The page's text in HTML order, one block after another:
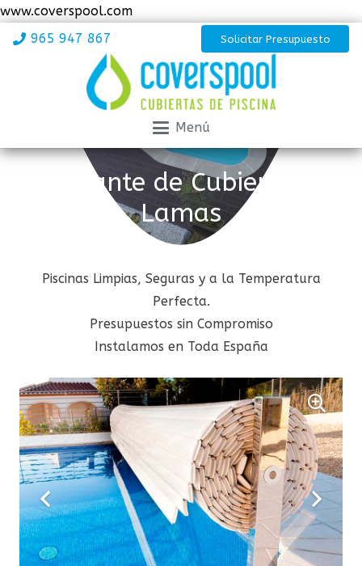
www.coverspool.com
965 947 867
Solicitar Presupuesto
Menú
Fabricante de Cubiertas de
Lamas
Piscinas Limpias, Seguras y a la Temperatura
Perfecta.
Presupuestos sin Compromiso
Instalamos en Toda España